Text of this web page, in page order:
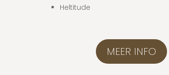
Heltitude
MEER INFO